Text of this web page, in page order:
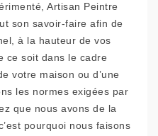
Artisan Peintre
son savoir-faire afin de
à la hauteur de vos
ce soit dans le cadre
votre maison ou d’une
les normes exigées par
que nous avons de la
pourquoi nous faisons